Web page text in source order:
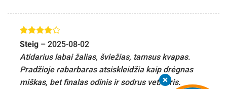
Įvertinimas:
iš 5
Steig – 2025-08-02
Atidarius labai žalias, šviežias, tamsus kvapas.
Pradžioje rabarbaras atsiskleidžia kaip drėgnas
miškas, bet finalas odinis ir sodrus vetiveris.